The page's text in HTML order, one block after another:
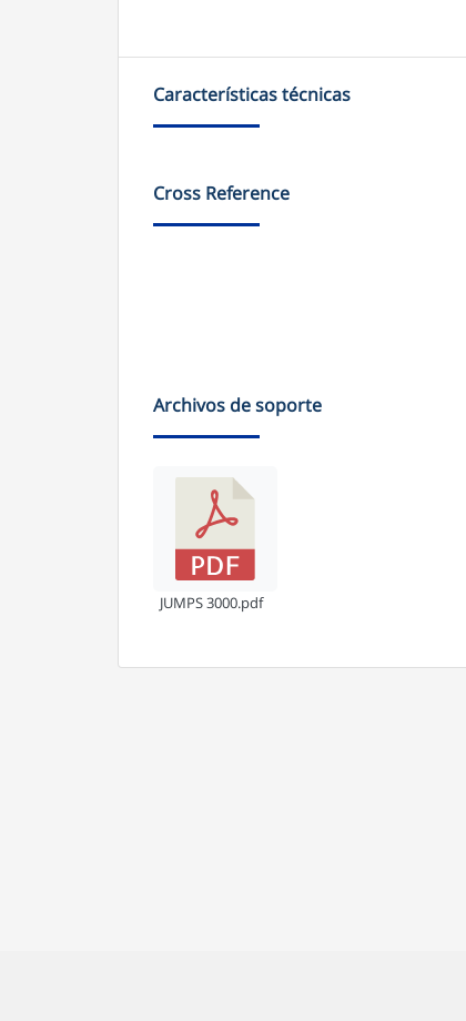
Características técnicas
Cross Reference
Archivos de soporte
JUMPS 3000.pdf